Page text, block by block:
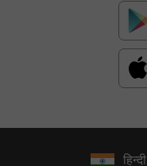
हिन्दी